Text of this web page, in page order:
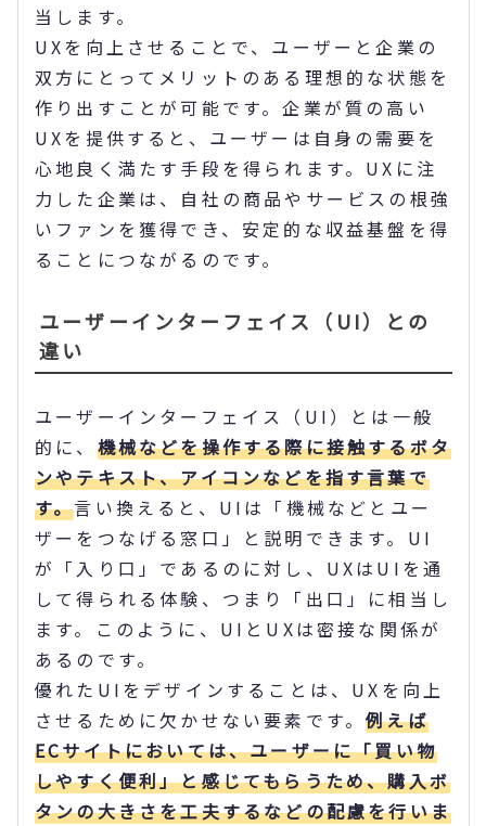
当します。
UXを向上させることで、ユーザーと企業の
双方にとってメリットのある理想的な状態を
作り出すことが可能です。企業が質の高い
UXを提供すると、ユーザーは自身の需要を
心地良く満たす手段を得られます。UXに注
力した企業は、自社の商品やサービスの根強
いファンを獲得でき、安定的な収益基盤を得
ることにつながるのです。
ユーザーインターフェイス（UI）との
違い
ユーザーインターフェイス（UI）とは一般
的に、 機械などを操作する際に接触するボタ
ンやテキスト、アイコンなどを指す言葉で
す。言い換えると、UIは「機械などとユー
ザーをつなげる窓口」と説明できます。UI
が「入り口」であるのに対し、UXはUIを通
して得られる体験、つまり「出口」に相当し
ます。このように、UIとUXは密接な関係が
あるのです。
優れたUIをデザインすることは、UXを向上
させるために欠かせない要素です。例えば
ECサイトにおいては、ユーザーに「買い物
しやすく便利」と感じてもらうため、購入ボ
タンの大きさを工夫するなどの配慮を行いま